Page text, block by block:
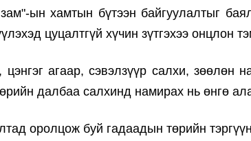
зам"-ын хамтын бүтээн байгуулалтыг
цуцалтгүй хүчин зүтгэхээ онцлон
агаар, сэвэлзүүр салхи,
далбаа салхинд намирах нь өнгө
оролцож буй гадаадын төрийн